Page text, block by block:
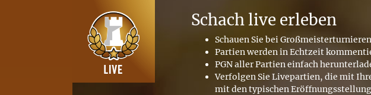
Schach live erleben
Schauen Sie bei
Partien werden in Echtzeit
PGN aller Partien einfach
Verfolgen Sie Livepartien, die mit
mit den typischen